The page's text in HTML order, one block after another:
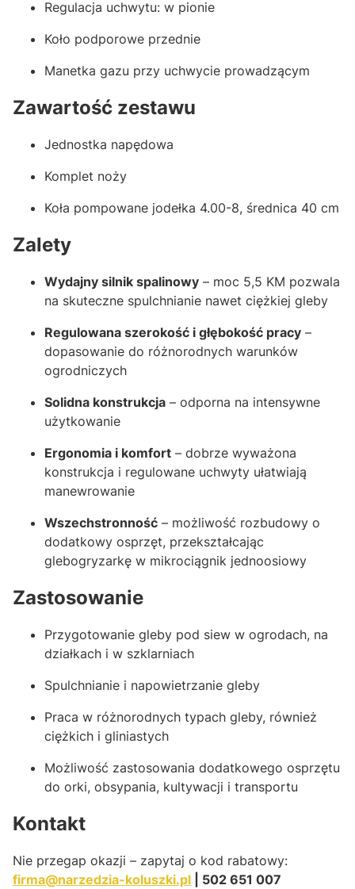
Regulacja uchwytu: w pionie
Koło podporowe przednie
Manetka gazu przy uchwycie prowadzącym
Zawartość zestawu
Jednostka napędowa
Komplet noży
Koła pompowane jodełka 4.00-8, średnica 40 cm
Zalety
Wydajny silnik spalinowy – moc 5,5 KM pozwala
na skuteczne spulchnianie nawet ciężkiej gleby
Regulowana szerokość i głębokość pracy –
dopasowanie do różnorodnych warunków
ogrodniczych
Solidna konstrukcja – odporna na intensywne
użytkowanie
Ergonomia i komfort – dobrze wyważona
konstrukcja i regulowane uchwyty ułatwiają
manewrowanie
Wszechstronność – możliwość rozbudowy o
dodatkowy osprzęt, przekształcając
glebogryzarkę w mikrociągnik jednoosiowy
Zastosowanie
Przygotowanie gleby pod siew w ogrodach, na
działkach i w szklarniach
Spulchnianie i napowietrzanie gleby
Praca w różnorodnych typach gleby, również
ciężkich i gliniastych
Możliwość zastosowania dodatkowego osprzętu
do orki, obsypania, kultywacji i transportu
Kontakt
Nie przegap okazji – zapytaj o kod rabatowy:
firma@narzedzia-koluszki.pl | 502 651 007